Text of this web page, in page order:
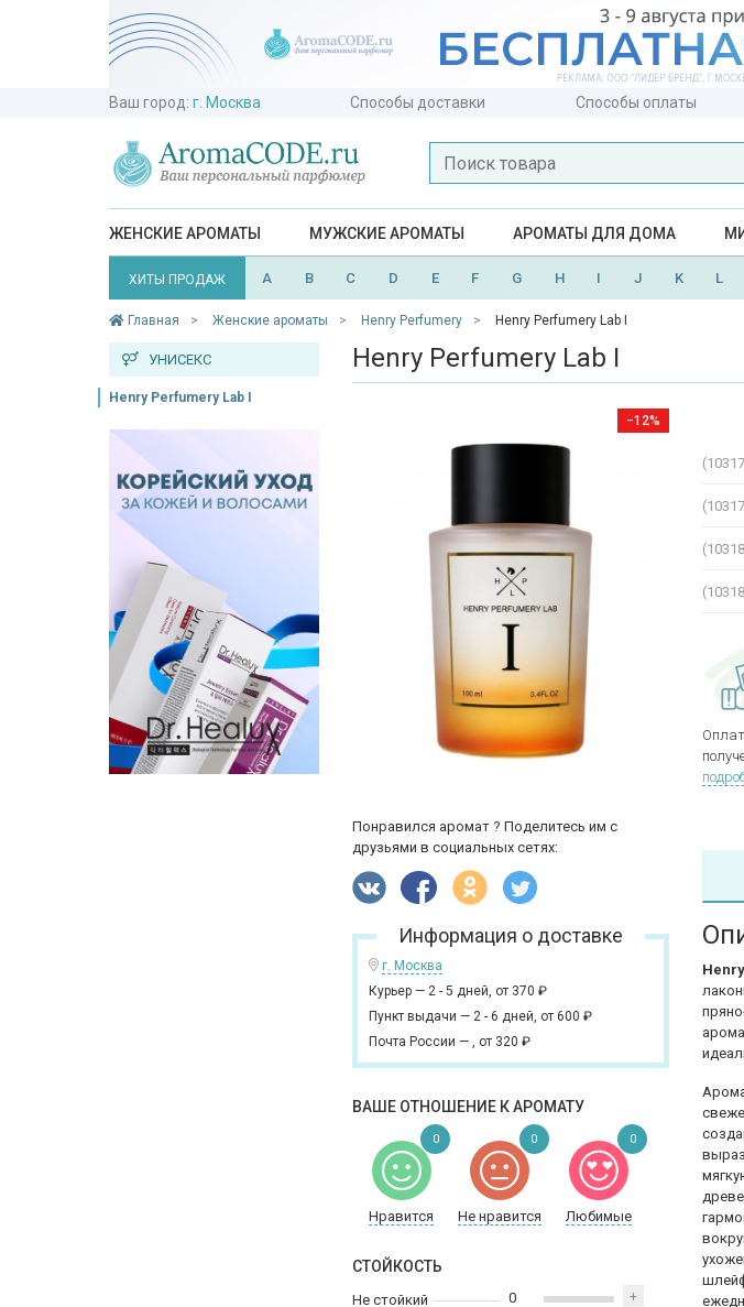
Ваш город: г. Москва Способы доставки Способы оплаты
ЖЕНСКИЕ АРОМАТЫ МУЖСКИЕ АРОМАТЫ АРОМАТЫ ДЛЯ ДОМА
ХИТЫ ПРОДАЖ A B C D E F G H I J K L
Главная Женские ароматы Henry Perfumery Henry Perfumery Lab I
УНИСЕКС
Henry Perfumery Lab I
Henry Perfumery Lab I
−12%
Понравился аромат ? Поделитесь им с
друзьями в социальных сетях:
Информация о доставке
г. Москва
Курьер — 2 - 5 дней, от 370 ₽
Пункт выдачи — 2 - 6 дней, от 600 ₽
Почта России — , от 320 ₽
ВАШЕ ОТНОШЕНИЕ К АРОМАТУ
Нравится Не нравится Любимые
0 0 0
СТОЙКОСТЬ
Не стойкий
0 +